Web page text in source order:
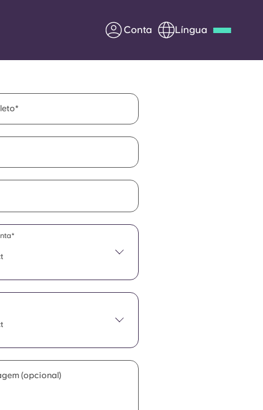
Conta Língua
Parceria com a Yugo
Informação para os pais
Entre em contacto
(opcional)